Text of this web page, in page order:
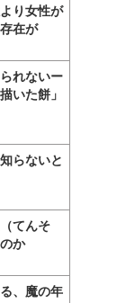
り女性が
在が
れないー
いた餅」
らないと
てんそ
か
、魔の年